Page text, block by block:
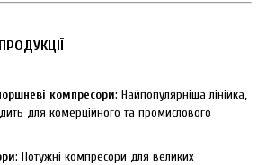
компресори: Найпопулярніша лінійка,
для комерційного та промислового
: Потужні компресори для великих